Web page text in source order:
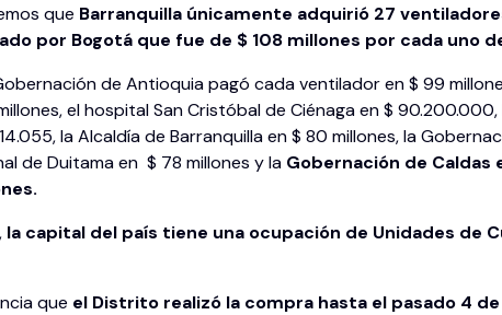
que Barranquilla únicamente adquirió 27
por Bogotá que fue de $ 108 millones por cada uno
de Antioquia pagó cada ventilador en $ 99
el hospital San Cristóbal de Ciénaga en $
la Alcaldía de Barranquilla en $ 80 millones, la
de Duitama en $ 78 millones y la Gobernación de Caldas
la capital del país tiene una ocupación de Unidades de
que el Distrito realizó la compra hasta el pasado 4